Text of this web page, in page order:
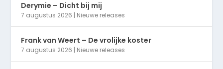
Derymie – Dicht bij mij
7 augustus 2026 | Nieuwe releases
Frank van Weert – De vrolijke koster
7 augustus 2026 | Nieuwe releases